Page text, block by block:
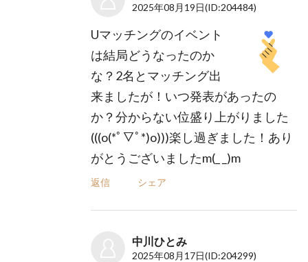
2025年08月19日(ID:204484)
Uマッチングのイベント
は結局どうなったのか
な？2名とマッチング出
来ましたが！いつ発表があったの
か？分からない位盛り上がりました
(((o(*ﾟ▽ﾟ*)o)))楽し過ぎました！あり
がとうございましたm(_ _)m
返信 シェア
中川ひとみ
2025年08月17日(ID:204299)